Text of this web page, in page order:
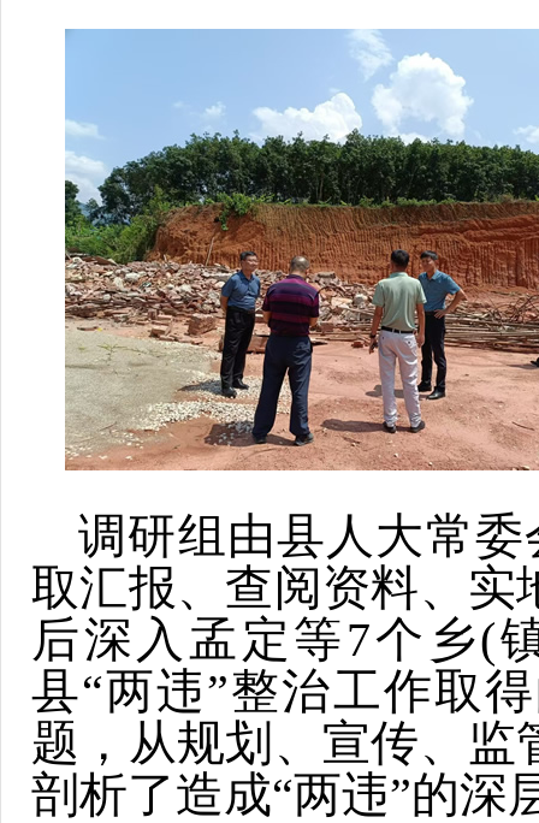
调研组由县人大常
取汇报、查阅资料、实
后深入孟定等7个乡(
县“两违”整治工作取
题，从规划、宣传、
剖析了造成“两违”的深